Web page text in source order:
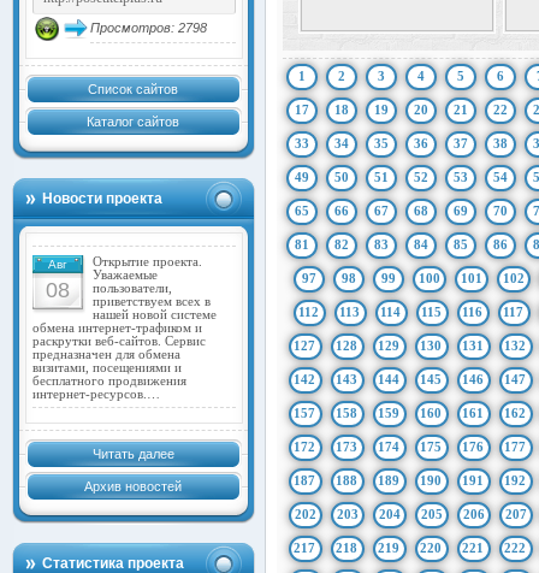
Просмотров: 2798
Список сайтов
Каталог сайтов
Новости проекта
Авг
08
Открытие проекта.
Уважаемые
пользователи,
приветствуем всех в
нашей новой системе
обмена интернет-трафиком и
раскрутки веб-сайтов. Сервис
предназначен для обмена
визитами, посещениями и
бесплатного продвижения
интернет-ресурсов.…
Читать далее
Архив новостей
Статистика проекта
1 2 3 4 5 6
17 18 19 20 21 22
33 34 35 36 37 38
49 50 51 52 53 54
65 66 67 68 69 70
81 82 83 84 85 86
97 98 99 100 101 102
112 113 114 115 116 117
127 128 129 130 131 132
142 143 144 145 146 147
157 158 159 160 161 162
172 173 174 175 176 177
187 188 189 190 191 192
202 203 204 205 206 207
217 218 219 220 221 222